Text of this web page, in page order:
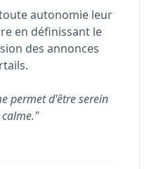
autonomie leur
en définissant le
des annonces
permet d'être serein